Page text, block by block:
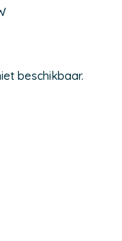
beschikbaar.